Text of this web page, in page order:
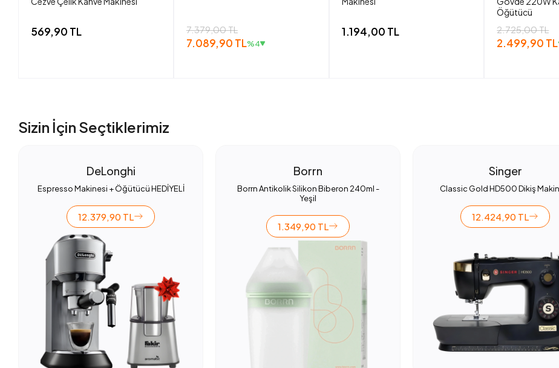
569,90 TL 7.379,00 TL
7.089,90 TL%4
1.194,00 TL
Öğütücü
2.725,00 TL
2.499,90 TL
Sizin İçin Seçtiklerimiz
DeLonghi
Espresso Makinesi + Öğütücü HEDİYELİ
12.379,90 TL
Borrn
Borrn Antikolik Silikon Biberon 240ml -
Yeşil
1.349,90 TL
Singer
Classic Gold HD500 Dikiş
12.424,90 TL